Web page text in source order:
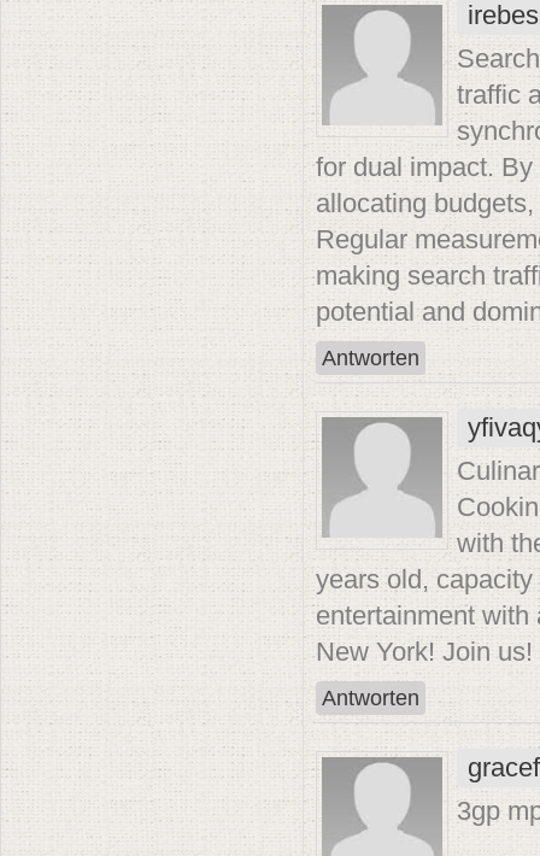
traffic
for dual impact.
allocating
Regular
making search
potential and
Antworten
with
years old, capacity
entertainment
New York! Join
Antworten
3gp